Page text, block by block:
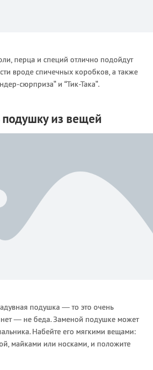
перца и специй отлично подойдут
вроде спичечных коробков, а также
сюрприза” и “Тик-Така”.
подушку из вещей
подушка — то это очень
нет — не беда. Заменой подушке может
Набейте его мягкими вещами:
майками или носками, и положите